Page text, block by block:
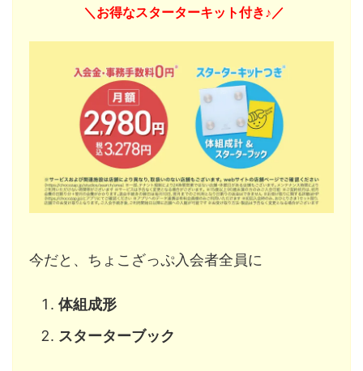
＼お得なスターターキット付き♪／
今だと、ちょこざっぷ入会者全員に
体組成形
スターターブック